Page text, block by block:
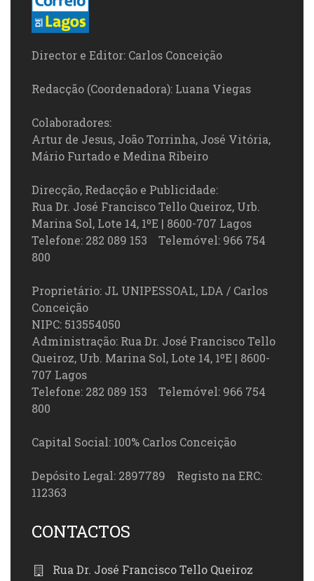
Director e Editor: Carlos Conceição
Redacção (Coordenadora): Luana Viegas
Colaboradores:
Artur de Jesus, João Torrinha, José Vitória,
Mário Furtado e Medina Ribeiro
Direcção, Redacção e Publicidade:
Rua Dr. José Francisco Tello Queiroz, Urb.
Marina Sol, Lote 14, 1ºE | 8600-707 Lagos
Telefone: 282 089 153 Telemóvel: 966 754
800
Proprietário: JL UNIPESSOAL, LDA / Carlos
Conceição
NIPC: 513554050
Administração: Rua Dr. José Francisco Tello
Queiroz, Urb. Marina Sol, Lote 14, 1ºE | 8600-
707 Lagos
Telefone: 282 089 153 Telemóvel: 966 754
800
Capital Social: 100% Carlos Conceição
Depósito Legal: 2897789 Registo na ERC:
112363
CONTACTOS
Rua Dr. José Francisco Tello Queiroz